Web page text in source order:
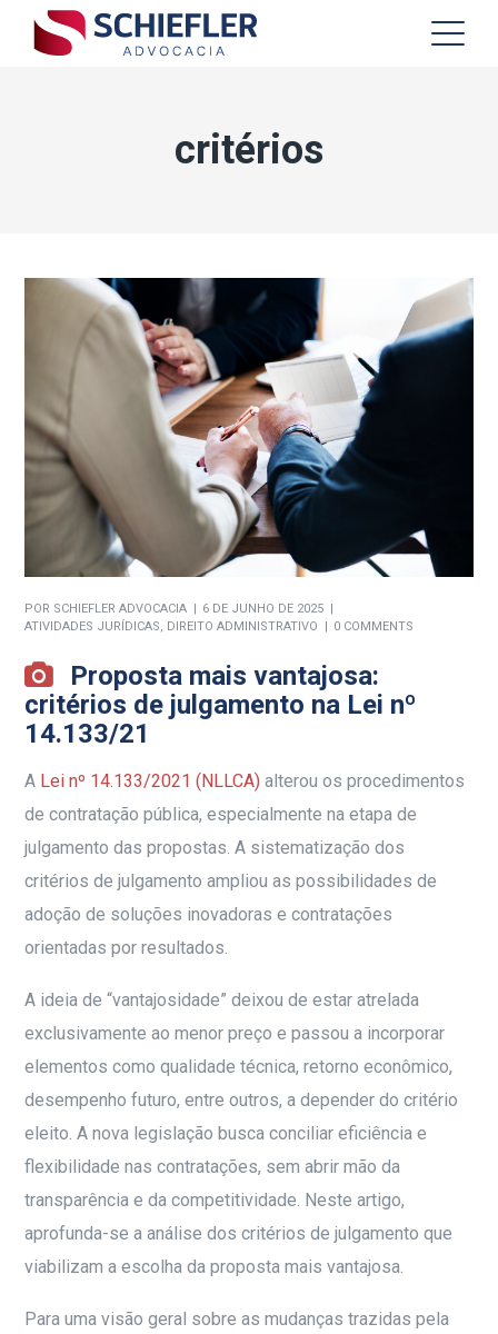
critérios
POR SCHIEFLER ADVOCACIA
6 DE JUNHO DE 2025
ATIVIDADES JURÍDICAS, DIREITO ADMINISTRATIVO 0 COMMENTS
Proposta mais vantajosa:
critérios de julgamento na Lei nº
14.133/21
A Lei nº 14.133/2021 (NLLCA) alterou os procedimentos
de contratação pública, especialmente na etapa de
julgamento das propostas. A sistematização dos
critérios de julgamento ampliou as possibilidades de
adoção de soluções inovadoras e contratações
orientadas por resultados.
A ideia de “vantajosidade” deixou de estar atrelada
exclusivamente ao menor preço e passou a incorporar
elementos como qualidade técnica, retorno econômico,
desempenho futuro, entre outros, a depender do critério
eleito. A nova legislação busca conciliar eficiência e
flexibilidade nas contratações, sem abrir mão da
transparência e da competitividade. Neste artigo,
aprofunda-se a análise dos critérios de julgamento que
viabilizam a escolha da proposta mais vantajosa.
Para uma visão geral sobre as mudanças trazidas pela